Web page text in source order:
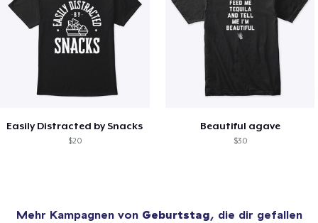
Easily Distracted by Snacks
$20
Beautiful agave
$30
Mehr Kampagnen von Geburtstag, die dir gefallen